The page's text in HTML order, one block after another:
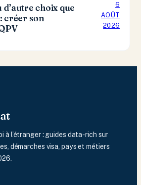
d’autre choix que
créer son
6
AOÛT
2026
à l’étranger : guides data-rich sur
démarches visa, pays et métiers